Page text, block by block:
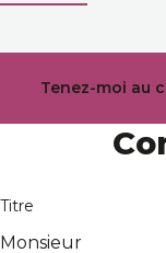
Tenez-moi au
Titre